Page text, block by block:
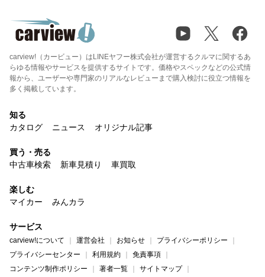
carview!（カービュー）はLINEヤフー株式会社が運営するクルマに関するあ
らゆる情報やサービスを提供するサイトです。価格やスペックなどの公式情
報から、ユーザーや専門家のリアルなレビューまで購入検討に役立つ情報を
多く掲載しています。
知る
カタログ
ニュース オリジナル記事
買う・売る
中古車検索
新車見積り 車買取
楽しむ
マイカー
みんカラ
サービス
carview!について 運営会社 お知らせ
プライバシーポリシー
プライバシーセンター
利用規約
免責事項
コンテンツ制作ポリシー
著者一覧 サイトマップ